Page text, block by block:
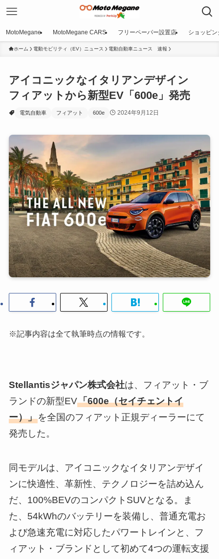
MotoMegane MotoMegane CARS フリーペーパー設置店 ショッピン
ホーム 電動モビリティ（EV）ニュース 電動自動車ニュース 速報
アイコニックなイタリアンデザイン
フィアットから新型EV「600e」発売
電気自動車 フィアット 600e 2024年9月12日
※記事内容は全て執筆時点の情報です。
Stellantisジャパン株式会社は、フィアット・ブ
ランドの新型EV「600e（セイチェントイ
ー）」を全国のフィアット正規ディーラーにて
発売した。
同モデルは、アイコニックなイタリアンデザイ
ンに快適性、革新性、テクノロジーを詰め込ん
だ、100%BEVのコンパクトSUVとなる。ま
た、54kWhのバッテリーを装備し、普通充電お
よび急速充電に対応したパワートレインと、フ
ィアット・ブランドとして初めて4つの運転支援